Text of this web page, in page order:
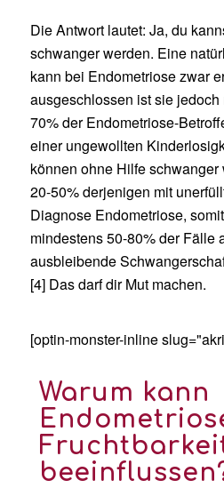
Die Antwort lautet: Ja, du
schwanger werden. Eine
kann bei Endometriose zwar
ausgeschlossen ist sie jedoch
70% der Endometriose-
einer ungewollten
können ohne Hilfe
20-50% derjenigen mit
Diagnose Endometriose,
mindestens 50-80% der Fälle
ausbleibende
[4] Das darf dir Mut machen.
[optin-monster-inline
Warum kann